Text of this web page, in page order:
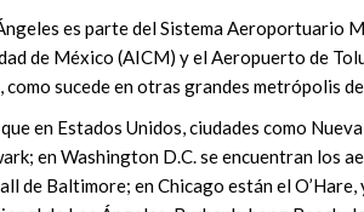
es parte del Sistema Aeroportuario
de México (AICM) y el Aeropuerto de
sucede en otras grandes metrópolis
en Estados Unidos, ciudades como
en Washington D.C. se encuentran los
de Baltimore; en Chicago están el O’Hare,